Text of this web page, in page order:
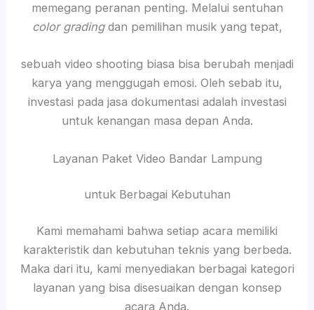
memegang peranan penting. Melalui sentuhan
color gradingdan pemilihan musik yang tepat,
sebuah video shooting biasa bisa berubah menjadi
karya yang menggugah emosi. Oleh sebab itu,
investasi pada jasa dokumentasi adalah investasi
untuk kenangan masa depan Anda.
Layanan Paket Video Bandar Lampung
untuk Berbagai Kebutuhan
Kami memahami bahwa setiap acara memiliki
karakteristik dan kebutuhan teknis yang berbeda.
Maka dari itu, kami menyediakan berbagai kategori
layanan yang bisa disesuaikan dengan konsep
acara Anda.